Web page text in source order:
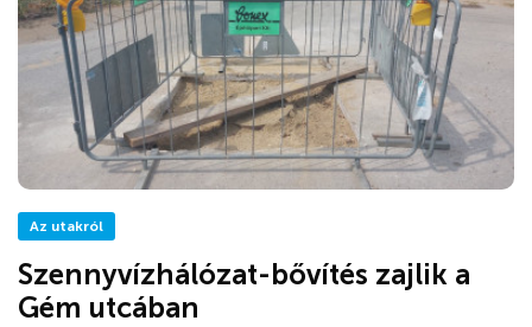
Az utakról
Szennyvízhálózat-bővítés zajlik a
Gém utcában